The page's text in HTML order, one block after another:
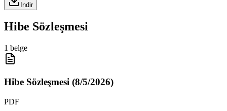
Indir
Hibe Sözleşmesi
1 belge
Hibe Sözleşmesi (8/5/2026)
PDF